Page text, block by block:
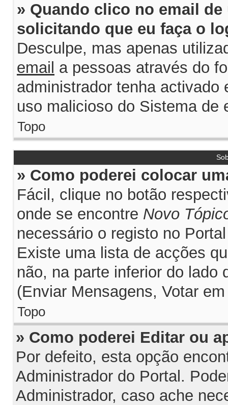
» Quando clico no email
solicitando que eu faça o
Desculpe, mas apenas
email a pessoas através do
administrador tenha
uso malicioso do Sistema de
Topo
» Como poderei colocar
Fácil, clique no botão
onde se encontre Novo
necessário o registo no
Existe uma lista de acções
não, na parte inferior do lado
(Enviar Mensagens, Votar
Topo
» Como poderei Editar ou
Por defeito, esta opção
Administrador do Portal.
Administrador, caso ache